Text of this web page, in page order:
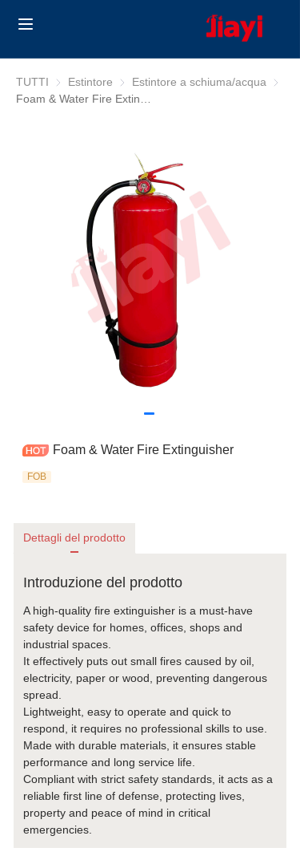
TUTTI Estintore Estintore
Estintore a schiuma/acqua
Foam & Water Fire Extinguisher
FOB
Dettagli del prodotto
Introduzione del prodotto
A high-quality fire extinguisher is a must-have
safety device for homes, offices, shops and
industrial spaces.
It effectively puts out small fires caused by oil,
electricity, paper or wood, preventing dangerous
spread.
Lightweight, easy to operate and quick to
respond, it requires no professional skills to use.
Made with durable materials, it ensures stable
performance and long service life.
Compliant with strict safety standards, it acts as a
reliable first line of defense, protecting lives,
property and peace of mind in critical
emergencies.
Products
Contact us